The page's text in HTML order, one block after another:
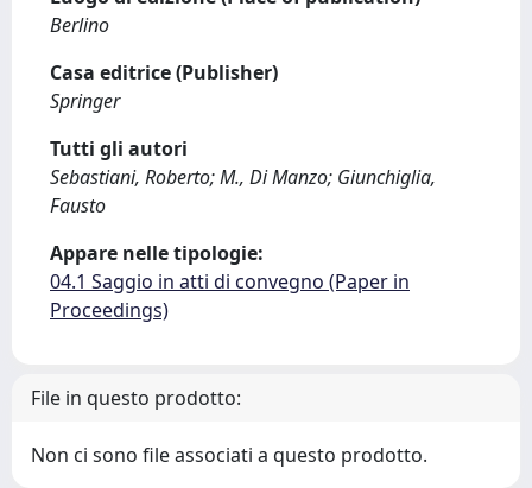
Berlino
Casa editrice (Publisher)
Springer
Tutti gli autori
Sebastiani, Roberto; M., Di Manzo; Giunchiglia,
Fausto
Appare nelle tipologie:
04.1 Saggio in atti di convegno (Paper in
Proceedings)
File in questo prodotto:
Non ci sono file associati a questo prodotto.